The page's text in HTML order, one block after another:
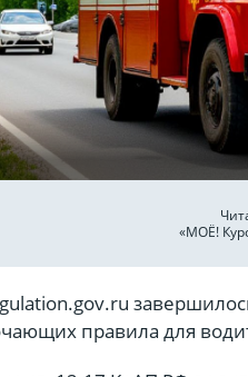
«МОЁ!
правила для